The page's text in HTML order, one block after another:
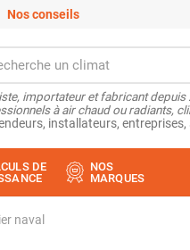
Nos conseils
importateur et fabricant depuis
à air chaud ou radiants,
installateurs,
DE
NOS
MARQUES
naval